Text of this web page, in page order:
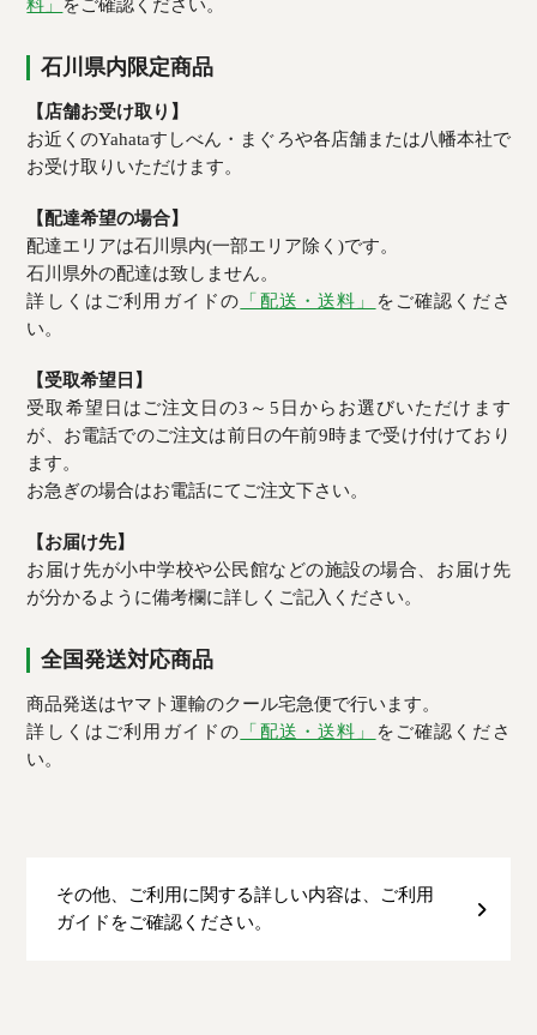
料」 をご確認ください。
石川県内限定商品
【店舗お受け取り】
お近くのYahataすしべん・まぐろや各店舗または八幡本社で
お受け取りいただけます。
【配達希望の場合】
配達エリアは石川県内(一部エリア除く)です。
石川県外の配達は致しません。
詳しくはご利用ガイドの 「配送・送料」
をご確認くださ
い。
【受取希望日】
受取希望日はご注文日の3～5日からお選びいただけます
が、お電話でのご注文は前日の午前9時まで受け付けており
ます。
お急ぎの場合はお電話にてご注文下さい。
【お届け先】
お届け先が小中学校や公民館などの施設の場合、お届け先
が分かるように備考欄に詳しくご記入ください。
全国発送対応商品
商品発送はヤマト運輸のクール宅急便で行います。
詳しくはご利用ガイドの 「配送・送料」
をご確認くださ
い。
その他、ご利用に関する詳しい内容は、ご利用
ガイドをご確認ください。